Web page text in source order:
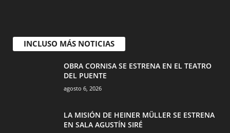
INCLUSO MÁS NOTICIAS
OBRA CORNISA SE ESTRENA EN EL TEATRO
DEL PUENTE
agosto 6, 2026
LA MISIÓN DE HEINER MÜLLER SE ESTRENA
EN SALA AGUSTÍN SIRÉ